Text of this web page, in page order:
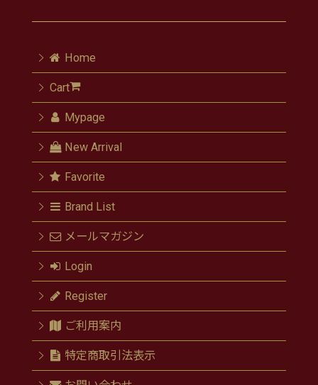
Home
Cart
Mypage
New Arrival
Favorite
Brand List
メールマガジン
Login
Register
ご利用案内
特定商取引法表示